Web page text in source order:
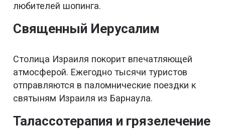
любителей шопинга.
Священный Иерусалим
Столица Израиля покорит впечатляющей
атмосферой. Ежегодно тысячи туристов
отправляются в паломнические поездки к
святыням Израиля из Барнаула.
Талассотерапия и грязелечение